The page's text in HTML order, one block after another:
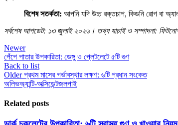
বিশেষ সতর্কতা: আপনি যদি উচ্চ রক্তচাপ, কিডনি রোগ বা
সর্বশেষ আপডেট: ১৩ জুলাই ২০২৬। তথ্য যাচাই ও সম্পাদনা:
Newer
পেঁপে পাতার উপকারিতা: ডেঙ্গু ও প্লেটলেটে ৫টি গুণ
Back to list
Older প্রথম মাসের গর্ভাবস্থার লক্ষণ: ৬টি প্রধান সংকেত
অলিভঅ্যান্টি-অক্সিডেন্টজলপাই
Related posts